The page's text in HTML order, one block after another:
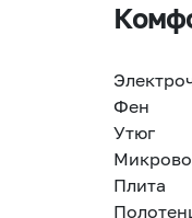
Фен
Утюг
Плита